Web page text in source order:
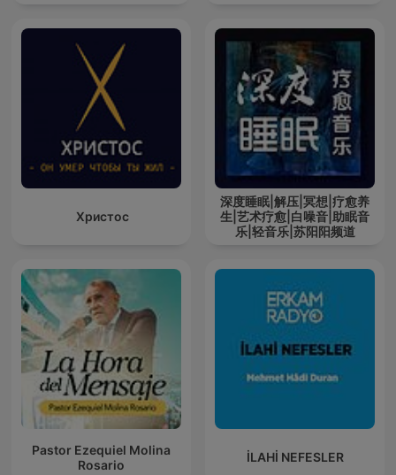
Христос
深度睡眠|解压|冥想|疗愈养
生|艺术疗愈|白噪音|助眠音
乐|轻音乐|苏阳阳频道
Pastor Ezequiel Molina
Rosario
İLAHİ NEFESLER